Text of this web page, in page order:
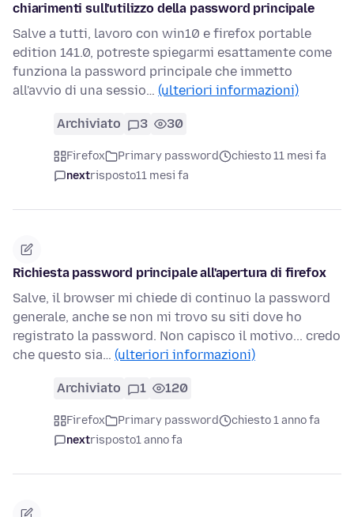
chiarimenti sull'utilizzo della password principale
Salve a tutti, lavoro con win10 e firefox portable
edition 141.0, potreste spiegarmi esattamente come
funziona la password principale che immetto
all'avvio di una sessio… (ulteriori informazioni)
Archiviato 3 30
Firefox Primary password
chiesto 11 mesi fa
nextrisposto11 mesi fa
Richiesta password principale all'apertura di firefox
Salve, il browser mi chiede di continuo la password
generale, anche se non mi trovo su siti dove ho
registrato la password. Non capisco il motivo... credo
che questo sia… (ulteriori informazioni)
Archiviato 1 120
Firefox Primary password
chiesto 1 anno fa
nextrisposto1 anno fa